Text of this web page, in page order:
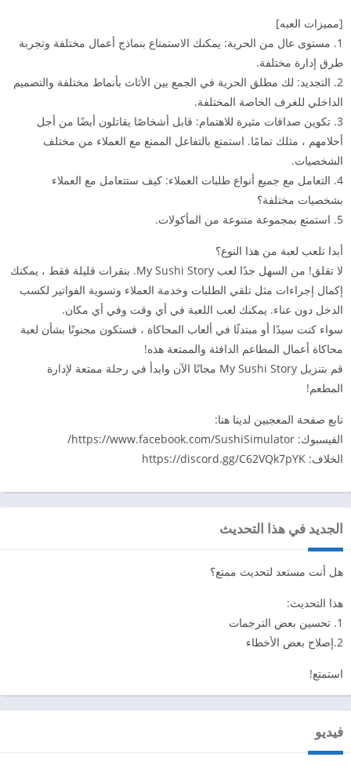
[مميزات العبه]
1. مستوى عال من الحرية: يمكنك الاستمتاع بنماذج أعمال مختلفة وتجربة
طرق إدارة مختلفة.
2. التجديد: لك مطلق الحرية في الجمع بين الأثاث بأنماط مختلفة والتصميم
الداخلي للغرف الخاصة المختلفة.
3. تكوين صداقات مثيرة للاهتمام: قابل أشخاصًا يقاتلون أيضًا من أجل
أحلامهم ، مثلك تمامًا. استمتع بالتفاعل الممتع مع العملاء من مختلف
الشخصيات.
4. التعامل مع جميع أنواع طلبات العملاء: كيف ستتعامل مع العملاء
بشخصيات مختلفة؟
5. استمتع بمجموعة متنوعة من المأكولات.
أبدا تلعب لعبة من هذا النوع؟
لا تقلق! من السهل جدًا لعب My Sushi Story. بنقرات قليلة فقط ، يمكنك
إكمال إجراءات مثل تلقي الطلبات وخدمة العملاء وتسوية الفواتير لكسب
الدخل دون عناء. يمكنك لعب اللعبة في أي وقت وفي أي مكان.
سواء كنت سيدًا أو مبتدئًا في ألعاب المحاكاة ، فستكون مجنونًا بشأن لعبة
محاكاة أعمال المطاعم الدافئة والممتعة هذه!
قم بتنزيل My Sushi Story مجانًا الآن وابدأ في رحلة ممتعة لإدارة
المطعم!
تابع صفحة المعجبين لدينا هنا:
الفيسبوك: https://www.facebook.com/SushiSimulator/
الخلاف: https://discord.gg/C62VQk7pYK
الجديد في هذا التحديث
هل أنت مستعد لتحديث ممتع؟
هذا التحديث:
1. تحسين بعض الترجمات
2.إصلاح بعض الأخطاء
استمتع!
فيديو